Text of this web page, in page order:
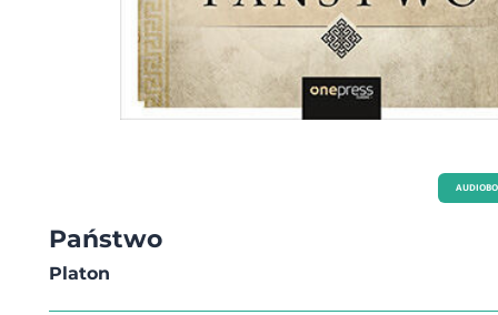
Państwo
Platon